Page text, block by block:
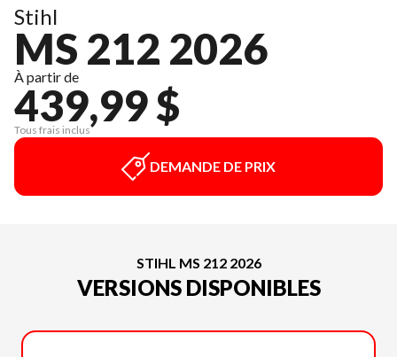
Stihl
MS 212 2026
À partir de
439,99 $
Tous frais inclus
DEMANDE DE PRIX
STIHL MS 212 2026
VERSIONS DISPONIBLES